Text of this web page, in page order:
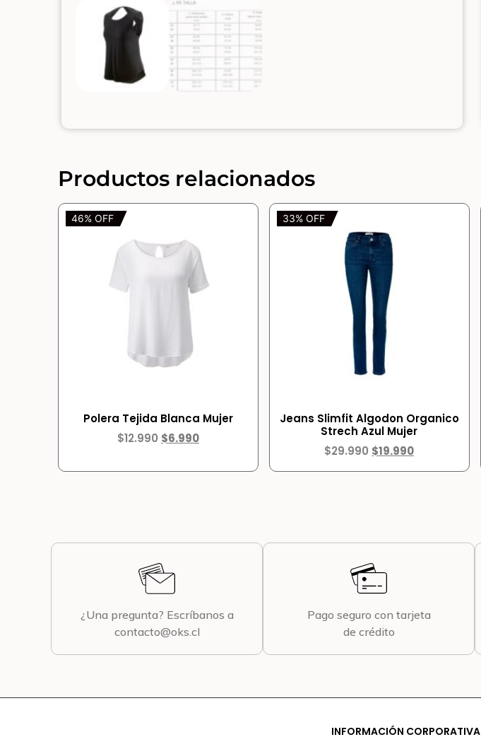
Productos relacionados
46% OFF
Polera Tejida Blanca Mujer
$12.990 $6.990
33% OFF
Jeans Slimfit Algodon Organico
Strech Azul Mujer
$29.990 $19.990
¿Una pregunta? Escríbanos a
contacto@oks.cl
Pago seguro con tarjeta
de crédito
INFORMACIÓN CORPORATIVA